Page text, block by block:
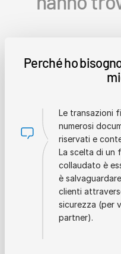
Perché ho
Le transazioni
numerosi
riservati e
La scelta di un
collaudato è
è
clienti
sicurezza (per
partner).